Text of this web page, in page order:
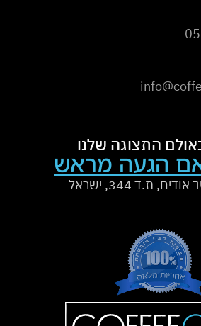
התצוגה שלנו
הגעה מראש
ת.ד 344, ישראל